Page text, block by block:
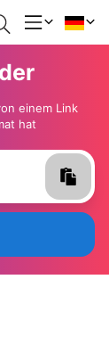
einem Link
hat